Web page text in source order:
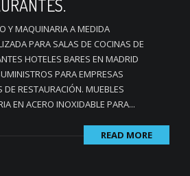
Y MAQUINARIA A MEDIDA
PARA SALAS DE COCINAS DE
HOTELES BARES EN MADRID
PARA EMPRESAS
DE RESTAURACIÓN. MUEBLES
EN ACERO INOXIDABLE PARA...
READ MORE